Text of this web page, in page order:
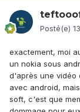
Posté(e)
exactement, moi
un nokia sous
d'après une vidéo
avec android,
soft, c'est que